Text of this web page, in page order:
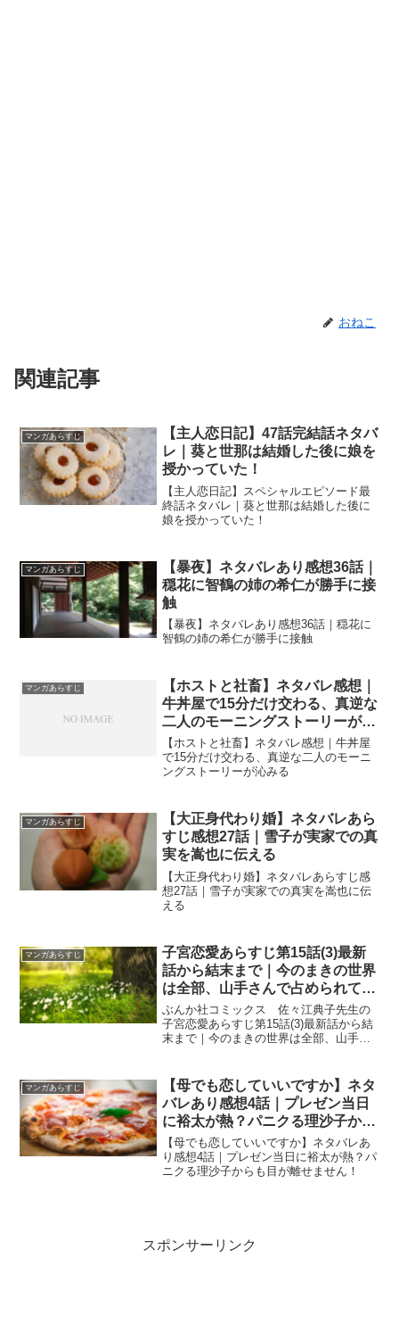
おねこ
関連記事
マンガあらすじ
【主人恋日記】47話完結話ネタバ
レ｜葵と世那は結婚した後に娘を
授かっていた！
【主人恋日記】スペシャルエピソード最
終話ネタバレ｜葵と世那は結婚した後に
娘を授かっていた！
マンガあらすじ
【暴夜】ネタバレあり感想36話｜
穏花に智鶴の姉の希仁が勝手に接
触
【暴夜】ネタバレあり感想36話｜穏花に
智鶴の姉の希仁が勝手に接触
マンガあらすじ
【ホストと社畜】ネタバレ感想｜
牛丼屋で15分だけ交わる、真逆な
二人のモーニングストーリーが沁
みる
【ホストと社畜】ネタバレ感想｜牛丼屋
で15分だけ交わる、真逆な二人のモーニ
ングストーリーが沁みる
マンガあらすじ
【大正身代わり婚】ネタバレあら
すじ感想27話｜雪子が実家での真
実を嵩也に伝える
【大正身代わり婚】ネタバレあらすじ感
想27話｜雪子が実家での真実を嵩也に伝
える
マンガあらすじ
子宮恋愛あらすじ第15話(3)最新
話から結末まで｜今のまきの世界
は全部、山手さんで占められてい
ると思って
ぶんか社コミックス 佐々江典子先生の
子宮恋愛あらすじ第15話(3)最新話から結
末まで｜今のまきの世界は全部、山手さ
マンガあらすじ
【母でも恋していいですか】ネタ
バレあり感想4話｜プレゼン当日
に裕太が熱？パニクる理沙子から
も目が離せません！
【母でも恋していいですか】ネタバレあ
り感想4話｜プレゼン当日に裕太が熱？パ
ニクる理沙子からも目が離せません！
スポンサーリンク